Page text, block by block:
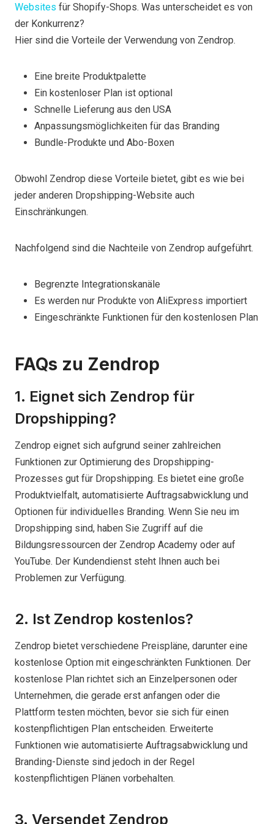
Websites für Shopify-Shops. Was unterscheidet es von
der Konkurrenz?
Hier sind die Vorteile der Verwendung von Zendrop.
Eine breite Produktpalette
Ein kostenloser Plan ist optional
Schnelle Lieferung aus den USA
Anpassungsmöglichkeiten für das Branding
Bundle-Produkte und Abo-Boxen
Obwohl Zendrop diese Vorteile bietet, gibt es wie bei
jeder anderen Dropshipping-Website auch
Einschränkungen.
Nachfolgend sind die Nachteile von Zendrop aufgeführt.
Begrenzte Integrationskanäle
Es werden nur Produkte von AliExpress importiert
Eingeschränkte Funktionen für den kostenlosen Plan
FAQs zu Zendrop
1. Eignet sich Zendrop für
Dropshipping?
Zendrop eignet sich aufgrund seiner zahlreichen
Funktionen zur Optimierung des Dropshipping-
Prozesses gut für Dropshipping. Es bietet eine große
Produktvielfalt, automatisierte Auftragsabwicklung und
Optionen für individuelles Branding. Wenn Sie neu im
Dropshipping sind, haben Sie Zugriff auf die
Bildungsressourcen der Zendrop Academy oder auf
YouTube. Der Kundendienst steht Ihnen auch bei
Problemen zur Verfügung.
2. Ist Zendrop kostenlos?
Zendrop bietet verschiedene Preispläne, darunter eine
kostenlose Option mit eingeschränkten Funktionen. Der
kostenlose Plan richtet sich an Einzelpersonen oder
Unternehmen, die gerade erst anfangen oder die
Plattform testen möchten, bevor sie sich für einen
kostenpflichtigen Plan entscheiden. Erweiterte
Funktionen wie automatisierte Auftragsabwicklung und
Branding-Dienste sind jedoch in der Regel
kostenpflichtigen Plänen vorbehalten.
3. Versendet Zendrop